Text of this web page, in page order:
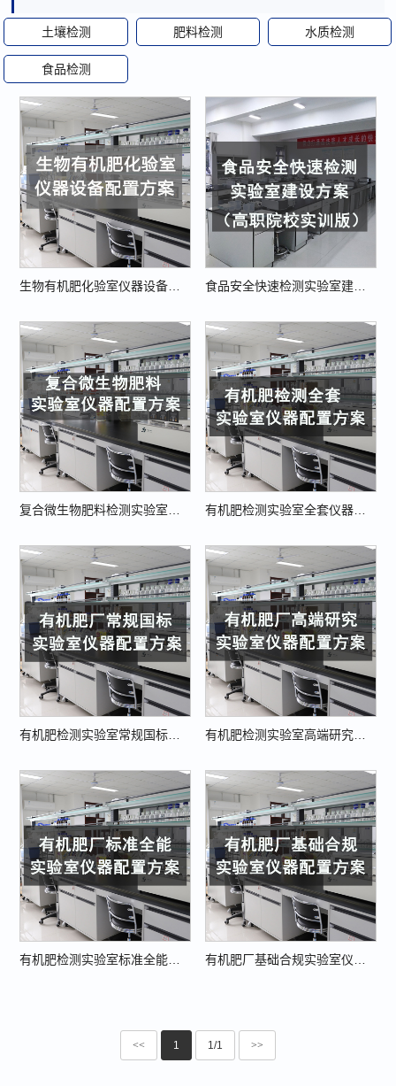
土壤检测 肥料检测 水质检测
食品检测
生物有机肥化验室仪器设备配置方案
复合微生物肥料检测实验室全套仪器设备配置方案（2026专业版） 有机肥检测实验室全套仪器设备配置方案（2026权威指南）
有机肥检测实验室常规国标型仪器配置方案（附详细清单）
有机肥检测实验室标准全能型仪器配置方案
<< 1 1/1 >>